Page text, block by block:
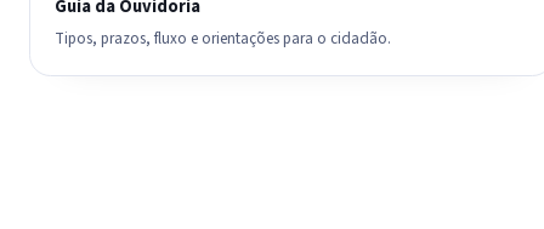
Guia da Ouvidoria
Tipos, prazos, fluxo e orientações para o cidadão.